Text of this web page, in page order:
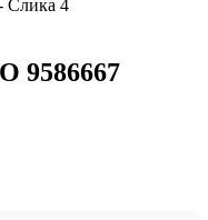
9586667